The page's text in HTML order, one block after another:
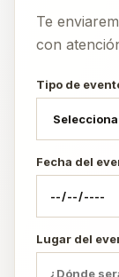
Te
con
Tipo de
Fecha del
Lugar del